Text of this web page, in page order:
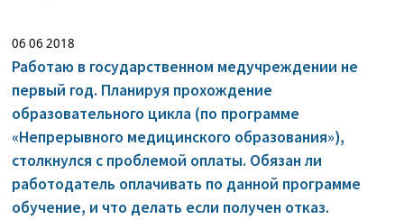
06 06 2018
Работаю в государственном медучреждении не
первый год. Планируя прохождение
образовательного цикла (по программе
«Непрерывного медицинского образования»),
столкнулся с проблемой оплаты. Обязан ли
работодатель оплачивать по данной программе
обучение, и что делать если получен отказ.